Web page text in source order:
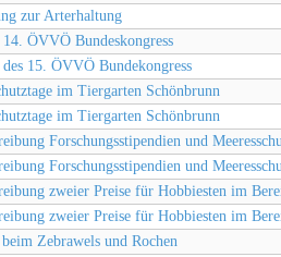
zur Arterhaltung
14. ÖVVÖ Bundeskongress
des 15. ÖVVÖ Bundekongress
im Tiergarten Schönbrunn
im Tiergarten Schönbrunn
Forschungsstipendien und
Forschungsstipendien und
zweier Preise für Hobbiesten im
zweier Preise für Hobbiesten im
Zebrawels und Rochen